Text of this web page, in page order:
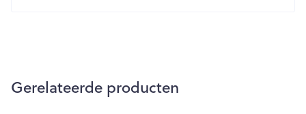
Gerelateerde producten